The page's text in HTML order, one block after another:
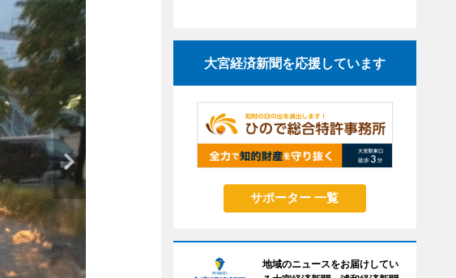
大宮経済新聞を応援しています
サポーター 一覧
地域のニュースをお届けしてい